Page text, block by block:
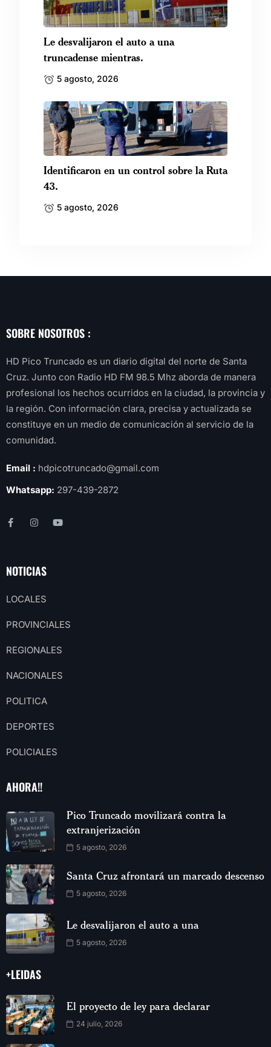
Le desvalijaron el auto a una
truncadense mientras.
5 agosto, 2026
Identificaron en un control sobre la Ruta
43.
5 agosto, 2026
SOBRE NOSOTROS :
HD Pico Truncado es un diario digital del norte de Santa
Cruz. Junto con Radio HD FM 98.5 Mhz aborda de manera
profesional los hechos ocurridos en la ciudad, la provincia y
la región. Con información clara, precisa y actualizada se
constituye en un medio de comunicación al servicio de la
comunidad.
Email : hdpicotruncado@gmail.com
Whatsapp: 297-439-2872
NOTICIAS
LOCALES
PROVINCIALES
REGIONALES
NACIONALES
POLITICA
DEPORTES
POLICIALES
AHORA!!
Pico Truncado movilizará contra la
extranjerización
5 agosto, 2026
Santa Cruz afrontará un marcado descenso
5 agosto, 2026
Le desvalijaron el auto a una
5 agosto, 2026
+LEIDAS
El proyecto de ley para declarar
24 julio, 2026